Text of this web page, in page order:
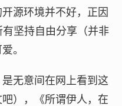
源环境并不好，正因
坚持自由分享（并非
。
无意间在网上看到这
），《所谓伊人，在